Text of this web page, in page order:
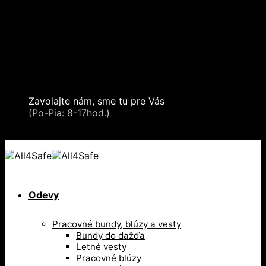
Zavolajte nám, sme tu pre Vás
(Po-Pia: 8-17hod.)
Odevy
Pracovné bundy, blúzy a vesty
Bundy do dažďa
Letné vesty
Pracovné blúzy